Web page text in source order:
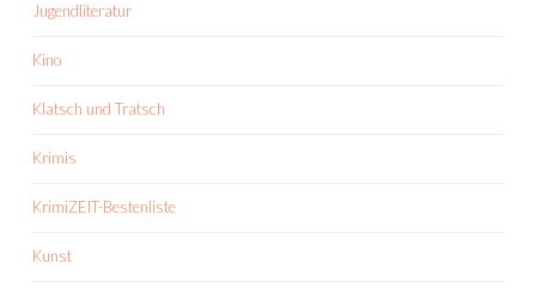
Jugendliteratur
Kino
Klatsch und Tratsch
Krimis
KrimiZEIT-Bestenliste
Kunst